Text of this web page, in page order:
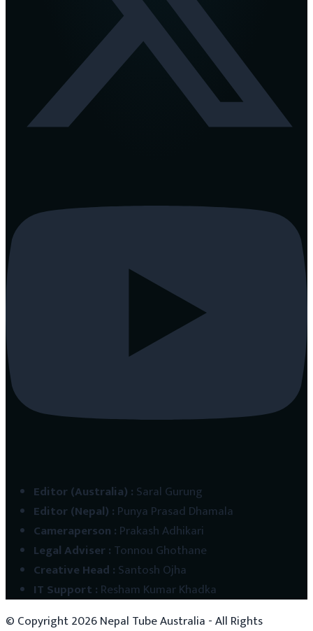
Editor (Australia) : Saral Gurung
Editor (Nepal) : Punya Prasad Dhamala
Cameraperson : Prakash Adhikari
Legal Adviser: Tonnou Ghothane
Creative Head : Santosh Ojha
IT Support : Resham Kumar Khadka
© Copyright2026Nepal Tube Australia - All Rights